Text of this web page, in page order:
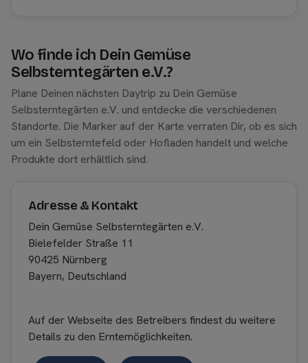
Wo finde ich Dein Gemüse
Selbsterntegärten e.V.?
Plane Deinen nächsten Daytrip zu Dein Gemüse
Selbsterntegärten e.V. und entdecke die verschiedenen
Standorte. Die Marker auf der Karte verraten Dir, ob es sich
um ein Selbsterntefeld oder Hofladen handelt und welche
Produkte dort erhältlich sind.
Adresse & Kontakt
Dein Gemüse Selbsterntegärten e.V.
Bielefelder Straße 11
90425 Nürnberg
Bayern, Deutschland
Auf der Webseite des Betreibers findest du weitere
Details zu den Erntemöglichkeiten.